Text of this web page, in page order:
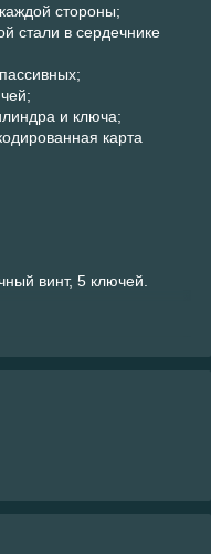
стороны;
стали в сердечнике
и ключа;
карта
винт, 5 ключей.